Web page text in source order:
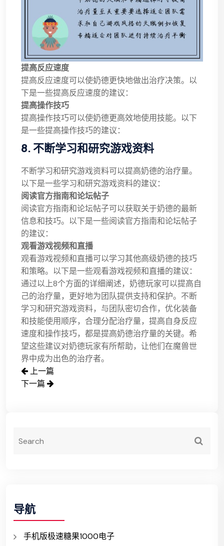
提高反应速度
提高反应速度可以使奶德更快地做出治疗决策。以
下是一些提高反应速度的建议：
提高操作技巧
提高操作技巧可以使奶德更高效地使用技能。以下
是一些提高操作技巧的建议：
8. 不断学习和研究游戏资料
不断学习和研究游戏资料可以提高奶德的治疗量。
以下是一些学习和研究游戏资料的建议：
阅读官方指南和论坛帖子
阅读官方指南和论坛帖子可以获取关于奶德的最新
信息和技巧。以下是一些阅读官方指南和论坛帖子
的建议：
观看游戏视频和直播
观看游戏视频和直播可以学习其他高级奶德的技巧
和策略。以下是一些观看游戏视频和直播的建议：
通过以上8个方面的详细阐述，奶德玩家可以提高自
己的治疗量，更好地为团队提供支持和保护。不断
学习和研究游戏资料，与团队密切合作，优化装备
和技能使用顺序，合理分配治疗量，提高自身反应
速度和操作技巧，都是提高奶德治疗量的关键。希
望这些建议对奶德玩家有所帮助，让他们在魔兽世
界中成为出色的治疗者。
上一篇
下一篇
导航
手机版极速糖果1000电子